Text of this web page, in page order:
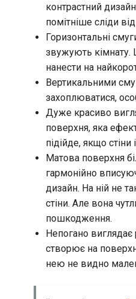
контрастний
помітніше сліди
Горизонтальні
звужують
нанести на
Вертикальними
захоплюватися,
Дуже красиво
поверхня, яка
підійде, якщо стіни
Матова поверхня
гармонійно
дизайн. На ній не
стіни. Але вона
пошкодження.
Непогано
створює на
нею не видно